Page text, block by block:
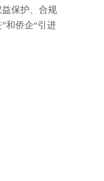
保护、合规
和侨企“引进